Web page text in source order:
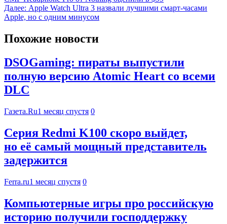
Далее: Apple Watch Ultra 3 назвали лучшими смарт-часами
Apple, но с одним минусом
Похожие новости
DSOGaming: пираты выпустили
полную версию Atomic Heart со всеми
DLC
Газета.Ru1 месяц спустя 0
Серия Redmi K100 скоро выйдет,
но её самый мощный представитель
задержится
Ferra.ru1 месяц спустя 0
Компьютерные игры про российскую
историю получили господдержку